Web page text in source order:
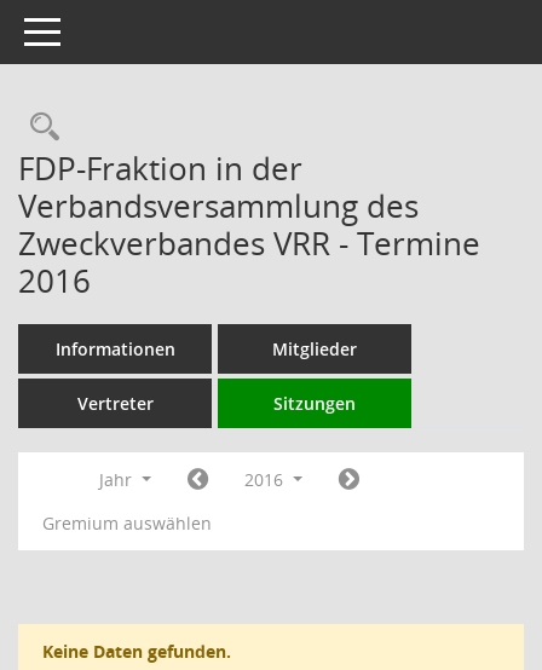
Toggle navigation
Rechercheauswahl
FDP-Fraktion in der
Verbandsversammlung des
Zweckverbandes VRR - Termine
2016
Informationen Mitglieder
Vertreter Sitzungen
Jahr
2016
Gremium auswählen
Keine Daten gefunden.